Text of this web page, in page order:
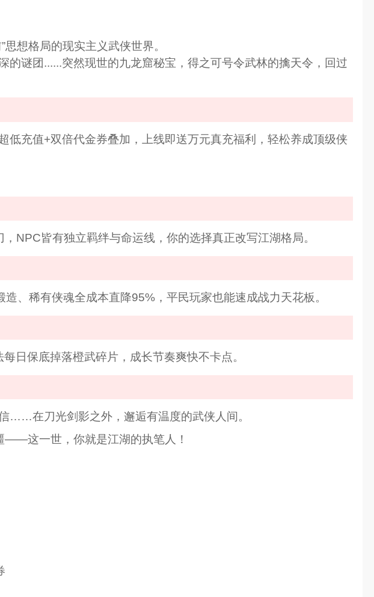
想格局的现实主义武侠世界。
谜团......突然现世的九龙窟秘宝，得之可号令武林的擒天令，回过
低充值+双倍代金券叠加，上线即送万元真充福利，轻松养成顶级侠
NPC皆有独立羁绊与命运线，你的选择真正改写江湖格局。
、稀有侠魂全成本直降95%，平民玩家也能速成战力天花板。
日保底掉落橙武碎片，成长节奏爽快不卡点。
……在刀光剑影之外，邂逅有温度的武侠人间。
——这一世，你就是江湖的执笔人！